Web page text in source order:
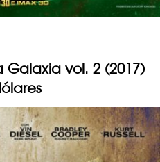
Galaxia vol. 2 (2017)